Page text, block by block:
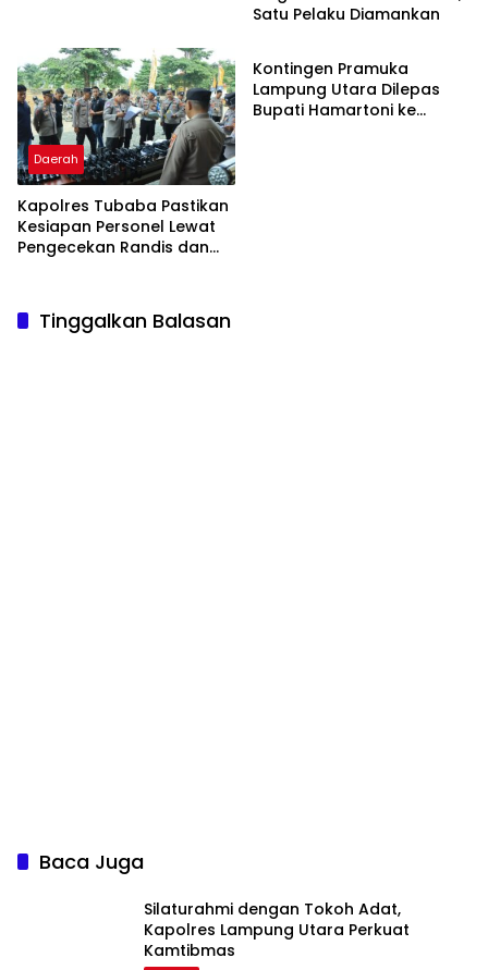
Satu Pelaku Diamankan
Daerah
Kapolres Tubaba Pastikan
Kesiapan Personel Lewat
Pengecekan Randis dan
Daerah
Kontingen Pramuka
Lampung Utara Dilepas
Bupati Hamartoni ke
Tinggalkan Balasan
Baca Juga
Silaturahmi dengan Tokoh Adat,
Kapolres Lampung Utara Perkuat
Kamtibmas